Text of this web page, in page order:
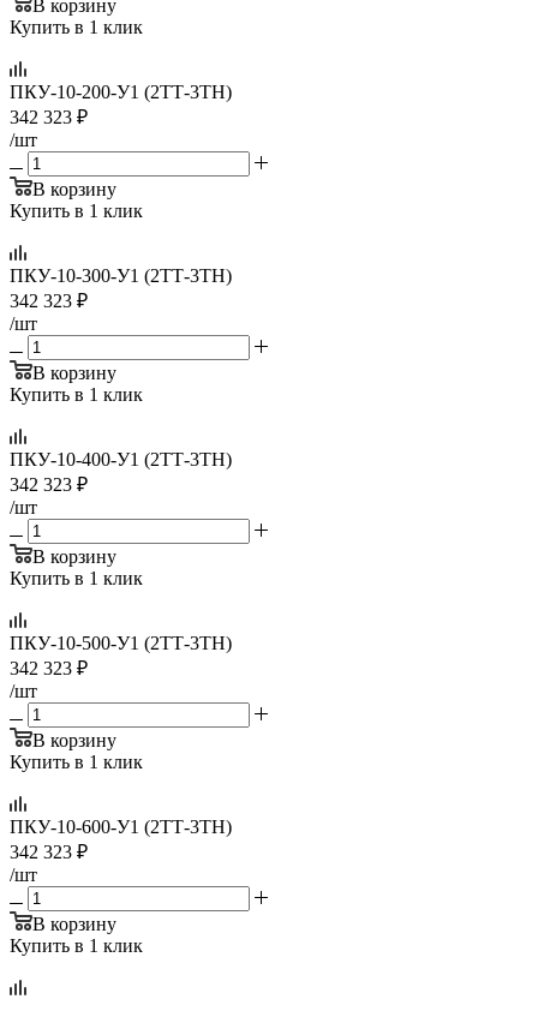
В корзину
Купить в 1 клик
ПКУ-10-200-У1 (2ТТ-3ТН)
342 323 ₽
/шт
В корзину
Купить в 1 клик
ПКУ-10-300-У1 (2ТТ-3ТН)
342 323 ₽
/шт
В корзину
Купить в 1 клик
ПКУ-10-400-У1 (2ТТ-3ТН)
342 323 ₽
/шт
В корзину
Купить в 1 клик
ПКУ-10-500-У1 (2ТТ-3ТН)
342 323 ₽
/шт
В корзину
Купить в 1 клик
ПКУ-10-600-У1 (2ТТ-3ТН)
342 323 ₽
/шт
В корзину
Купить в 1 клик